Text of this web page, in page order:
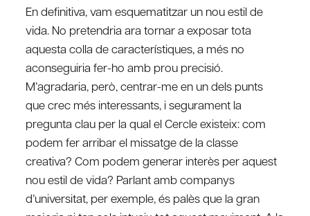
En definitiva, vam esquematitzar un nou estil de
vida. No pretendria ara tornar a exposar tota
aquesta colla de característiques, a més no
aconseguiria fer-ho amb prou precisió.
M’agradaria, però, centrar-me en un dels punts
que crec més interessants, i segurament la
pregunta clau per la qual el Cercle existeix: com
podem fer arribar el missatge de la classe
creativa? Com podem generar interès per aquest
nou estil de vida? Parlant amb companys
d’universitat, per exemple, és palès que la gran